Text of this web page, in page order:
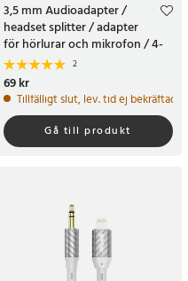
3,5 mm Audioadapter /
headset splitter / adapter
för hörlurar och mikrofon / 4-
pol till 2 x 3,5 mm
2
Pris:
69 kr
Tillfälligt slut, lev. tid ej bekräftad.
Gå till produkt